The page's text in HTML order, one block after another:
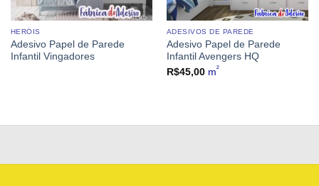
HERÓIS
Adesivo Papel de Parede
Infantil Vingadores
ADESIVOS DE PAREDE
Adesivo Papel de Parede
Infantil Avengers HQ
R$45,00m²